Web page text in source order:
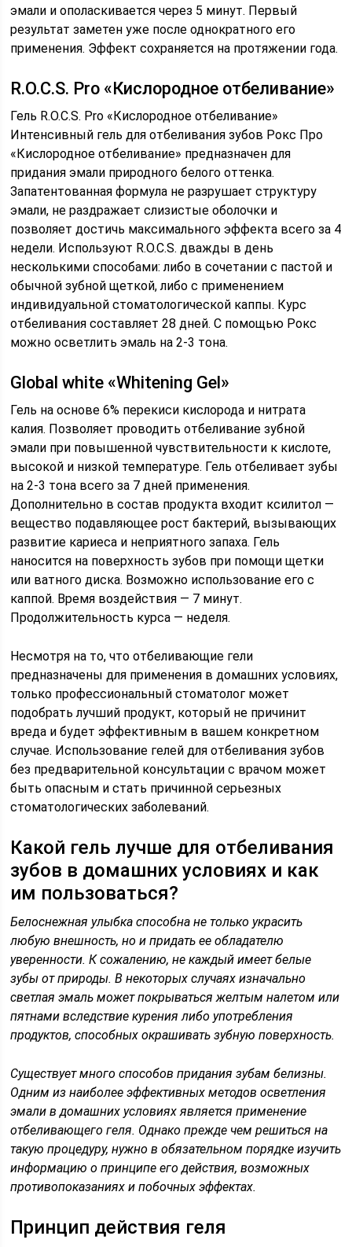
эмали и ополаскивается через 5 минут. Первый
результат заметен уже после однократного его
применения. Эффект сохраняется на протяжении года.
R.O.C.S. Pro «Кислородное отбеливание»
Гель R.O.C.S. Pro «Кислородное отбеливание»
Интенсивный гель для отбеливания зубов Рокс Про
«Кислородное отбеливание» предназначен для
придания эмали природного белого оттенка.
Запатентованная формула не разрушает структуру
эмали, не раздражает слизистые оболочки и
позволяет достичь максимального эффекта всего за 4
недели. Используют R.O.C.S. дважды в день
несколькими способами: либо в сочетании с пастой и
обычной зубной щеткой, либо с применением
индивидуальной стоматологической каппы. Курс
отбеливания составляет 28 дней. С помощью Рокс
можно осветлить эмаль на 2-3 тона.
Global white «Whitening Gel»
Гель на основе 6% перекиси кислорода и нитрата
калия. Позволяет проводить отбеливание зубной
эмали при повышенной чувствительности к кислоте,
высокой и низкой температуре. Гель отбеливает зубы
на 2-3 тона всего за 7 дней применения.
Дополнительно в состав продукта входит ксилитол —
вещество подавляющее рост бактерий, вызывающих
развитие кариеса и неприятного запаха. Гель
наносится на поверхность зубов при помощи щетки
или ватного диска. Возможно использование его с
каппой. Время воздействия — 7 минут.
Продолжительность курса — неделя.
Несмотря на то, что отбеливающие гели
предназначены для применения в домашних условиях,
только профессиональный стоматолог может
подобрать лучший продукт, который не причинит
вреда и будет эффективным в вашем конкретном
случае. Использование гелей для отбеливания зубов
без предварительной консультации с врачом может
быть опасным и стать причинной серьезных
стоматологических заболеваний.
Какой гель лучше для отбеливания
зубов в домашних условиях и как
им пользоваться?
Белоснежная улыбка способна не только украсить
любую внешность, но и придать ее обладателю
уверенности. К сожалению, не каждый имеет белые
зубы от природы. В некоторых случаях изначально
светлая эмаль может покрываться желтым налетом или
пятнами вследствие курения либо употребления
продуктов, способных окрашивать зубную поверхность.
Существует много способов придания зубам белизны.
Одним из наиболее эффективных методов осветления
эмали в домашних условиях является применение
отбеливающего геля. Однако прежде чем решиться на
такую процедуру, нужно в обязательном порядке изучить
информацию о принципе его действия, возможных
противопоказаниях и побочных эффектах.
Принцип действия геля